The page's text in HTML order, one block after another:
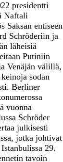
presidentti
Naftali
Saksan entiseen
Schröderiin ja
läheisiä
Putiniin
Venäjän välillä,
sodan
Berliner
vuonna
Schröder
julkisesti
jotka johtivat
29.
tavoin